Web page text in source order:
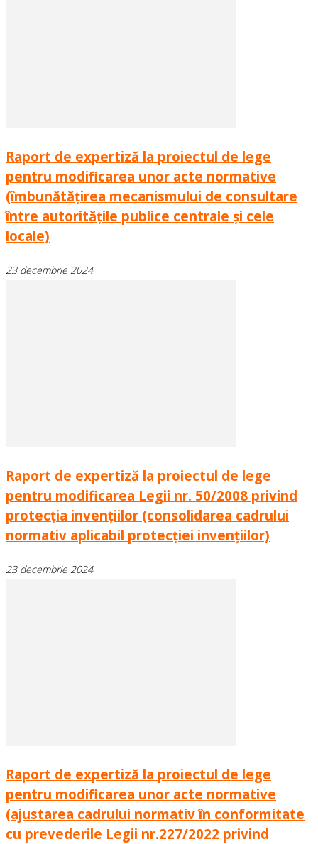
Raport de expertiză la proiectul de lege
pentru modificarea unor acte normative
(îmbunătățirea mecanismului de consultare
între autoritățile publice centrale și cele
locale)
23 decembrie 2024
Raport de expertiză la proiectul de lege
pentru modificarea Legii nr. 50/2008 privind
protecția invențiilor (consolidarea cadrului
normativ aplicabil protecției invențiilor)
23 decembrie 2024
Raport de expertiză la proiectul de lege
pentru modificarea unor acte normative
(ajustarea cadrului normativ în conformitate
cu prevederile Legii nr.227/2022 privind